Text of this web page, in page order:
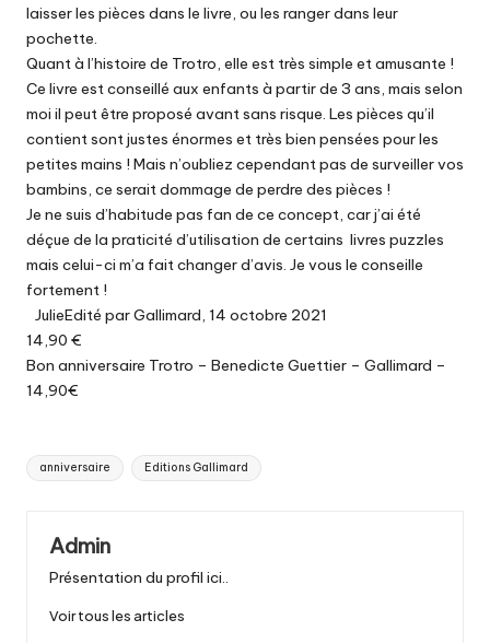
laisser les pièces dans le livre, ou les ranger dans leur
pochette.
Quant à l’histoire de Trotro, elle est très simple et amusante !
Ce livre est conseillé aux enfants à partir de 3 ans, mais selon
moi il peut être proposé avant sans risque. Les pièces qu’il
contient sont justes énormes et très bien pensées pour les
petites mains ! Mais n’oubliez cependant pas de surveiller vos
bambins, ce serait dommage de perdre des pièces !
Je ne suis d’habitude pas fan de ce concept, car j’ai été
déçue de la praticité d’utilisation de certains livres puzzles
mais celui-ci m’a fait changer d’avis. Je vous le conseille
fortement !
JulieEdité par Gallimard, 14 octobre 2021
14,90 €
Bon anniversaire Trotro – Benedicte Guettier – Gallimard –
14,90€
Tags:
anniversaire Editions Gallimard
Admin
Présentation du profil ici..
Voir tous les articles